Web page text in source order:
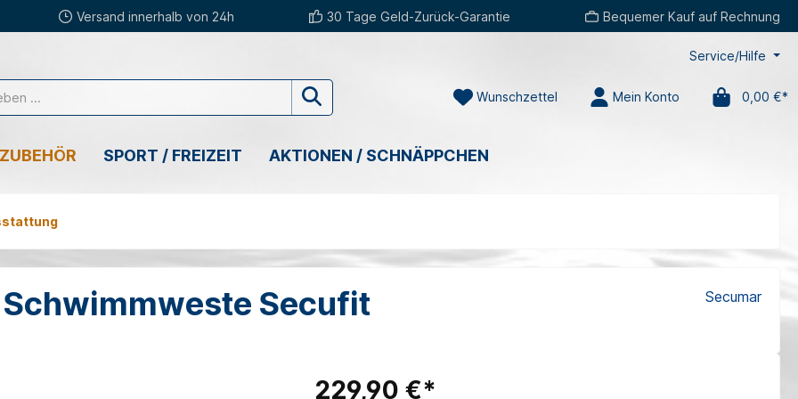
Versand innerhalb von 24h 30 Tage Geld-Zurück-Garantie Bequemer Kauf auf Rechnung
Service/Hilfe
Wunschzettel Mein Konto 0,00 €*
SPORT / FREIZEIT AKTIONEN / SCHNÄPPCHEN
Secufit Secumar
229,90 €*